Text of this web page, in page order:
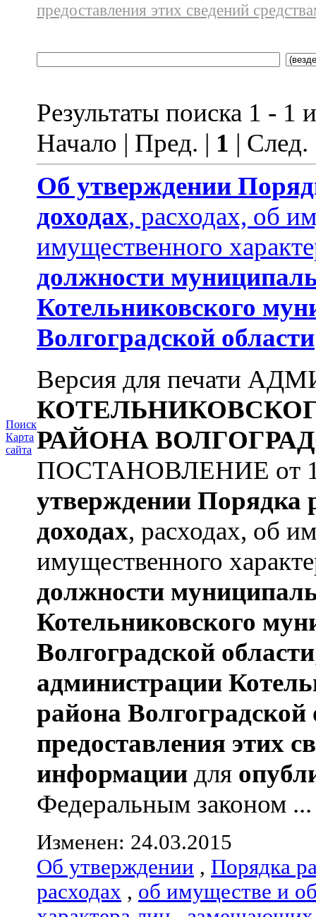
Поиск
Карта
сайта
предоставления этих сведений
Результаты поиска 1 - 1
Начало | Пред. | 1 |
Об утверждении
доходах, расходах, об
имущественного
должности
Котельниковского
Волгоградской области
Версия для печати
РАЙОНА
ПОСТАНОВЛЕНИЕ от
утверждении Порядка
доходах, расходах, об
имущественного
должности
Котельниковского
Волгоградской области
администрации
района Волгоградской
предоставления этих
информации для
Федеральным законом ...
Изменен: 24.03.2015
Об утверждении , Порядка
расходах , об имуществе и